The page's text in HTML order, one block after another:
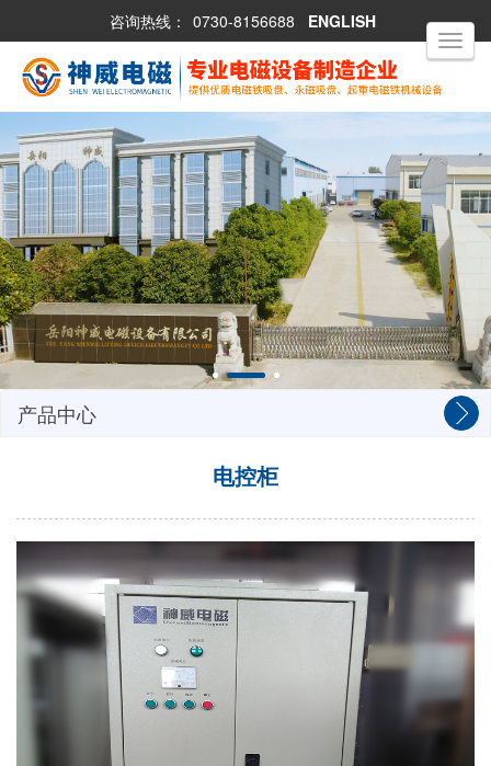
咨询热线： 0730-8156688 ENGLISH
产品中心
电控柜
Toggle